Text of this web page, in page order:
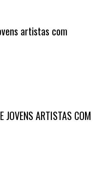
artistas com
JOVENS ARTISTAS COM